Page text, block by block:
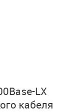
LX
кабеля